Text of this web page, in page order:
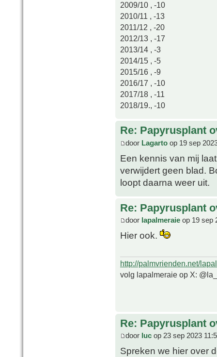
2009/10 , -10
2010/11 , -13
2011/12 , -20
2012/13 , -17
2013/14 , -3
2014/15 , -5
2015/16 , -9
2016/17 , -10
2017/18 , -11
2018/19., -10
Re: Papyrusplant
door Lagarto op 19 sep
Een kennis van mij
verwijdert geen blad.
loopt daarna weer uit.
Re: Papyrusplant
door lapalmeraie op 19 sep
Hier ook.
http://palmvrienden.net/
volg lapalmeraie op X:
Re: Papyrusplant
door luc op 23 sep 2023
Spreken we hier over